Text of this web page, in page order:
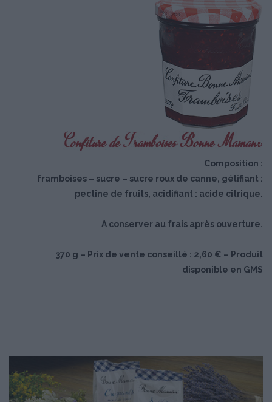
Composition :
framboises – sucre – sucre roux de canne, gélifiant :
pectine de fruits, acidifiant : acide citrique.
A conserver au frais après ouverture.
370 g – Prix de vente conseillé : 2,60 € – Produit
disponible en GMS